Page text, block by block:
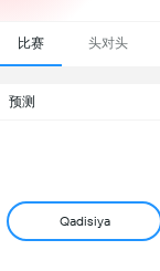
比赛 头对头
预测
Qadisiya